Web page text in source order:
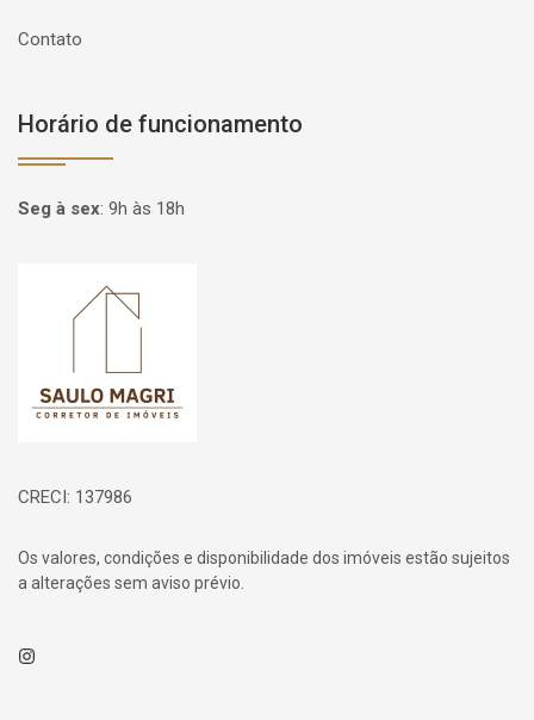
Contato
Horário de funcionamento
Seg à sex: 9h às 18h
Página inicial
CRECI: 137986
Os valores, condições e disponibilidade dos imóveis estão sujeitos
a alterações sem aviso prévio.
Instagram